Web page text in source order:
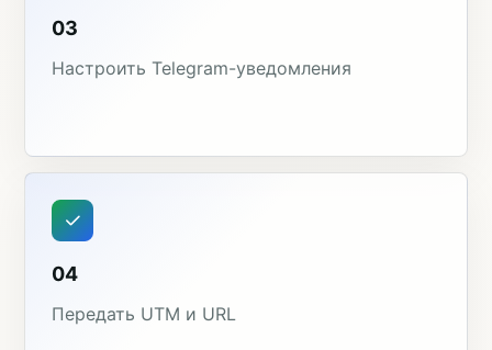
03
Настроить Telegram-уведомления
04
Передать UTM и URL